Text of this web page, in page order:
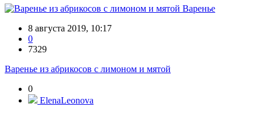
Варенье
8 августа 2019, 10:17
0
7329
Варенье из абрикосов с лимоном и мятой
0
ElenaLeonova